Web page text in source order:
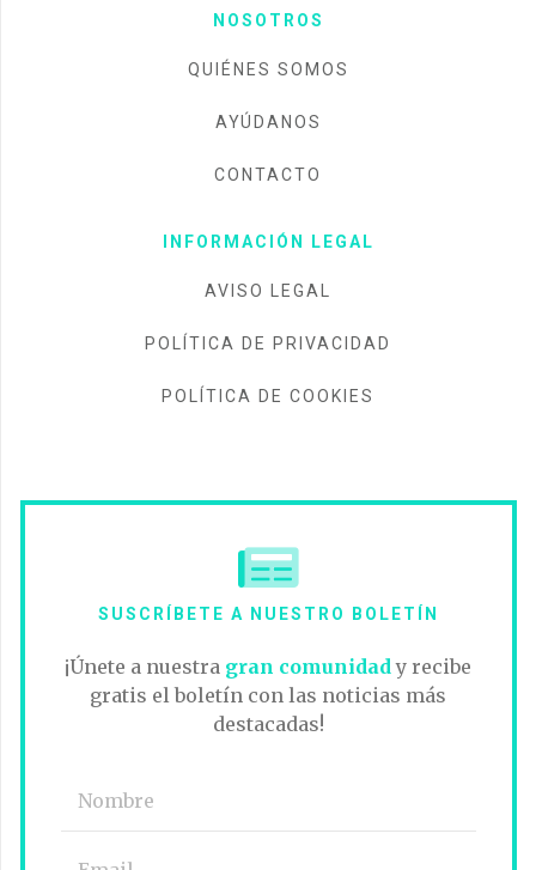
NOSOTROS
QUIÉNES SOMOS
AYÚDANOS
CONTACTO
INFORMACIÓN LEGAL
AVISO LEGAL
POLÍTICA DE PRIVACIDAD
POLÍTICA DE COOKIES
SUSCRÍBETE A NUESTRO BOLETÍN
¡Únete a nuestra gran comunidad y recibe
gratis el boletín con las noticias más
destacadas!